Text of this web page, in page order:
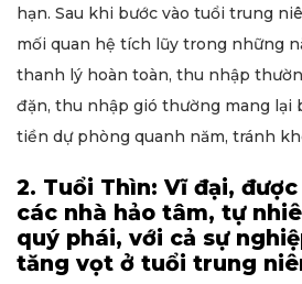
hạn. Sau khi bước vào tuổi trung
mối quan hệ tích lũy trong những
thanh lý hoàn toàn, thu nhập
đặn, thu nhập gió thường mang lại
tiền dự phòng quanh năm, tránh
2. Tuổi Thìn: Vĩ đại,
các nhà hảo tâm, tự
quý phái, với cả sự
tăng vọt ở tuổi trung